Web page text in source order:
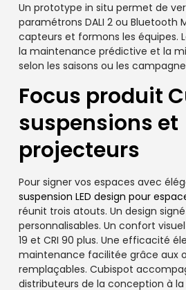
Un prototype in situ permet de
paramétrons DALI 2 ou Bluetooth
capteurs et formons les équipes.
la maintenance prédictive et la
selon les saisons ou les
Focus produit
suspensions et
projecteurs
Pour signer vos espaces avec
suspension LED design pour
réunit trois atouts. Un design
personnalisables. Un confort
19 et CRI 90 plus. Une efficacité
maintenance facilitée grâce aux
remplaçables. Cubispot
distributeurs de la conception à